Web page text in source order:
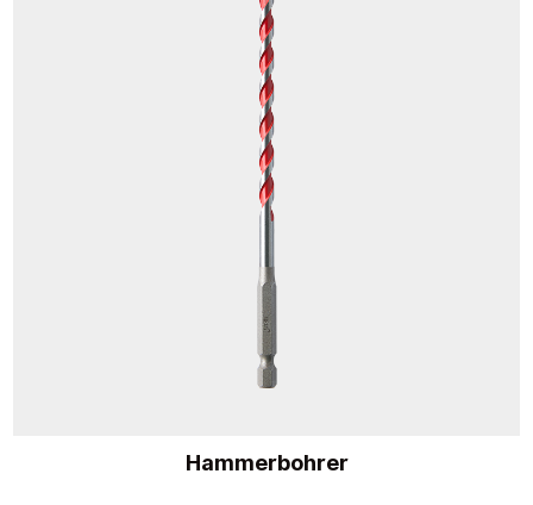
Hammerbohrer